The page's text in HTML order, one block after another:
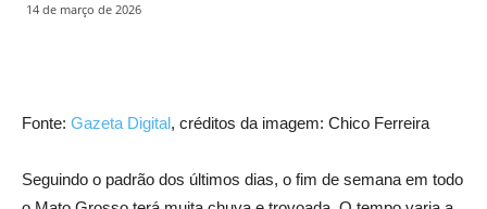
14 de março de 2026
Fonte: Gazeta Digital, créditos da imagem: Chico Ferreira
Seguindo o padrão dos últimos dias, o fim de semana em todo